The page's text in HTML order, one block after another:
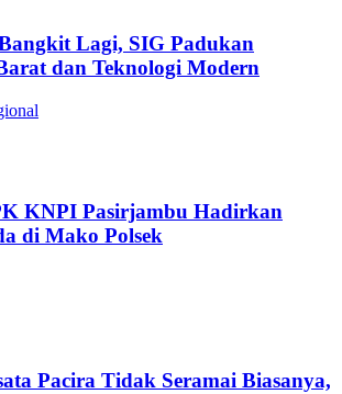
Lagi, SIG Padukan
dan Teknologi Modern
KNPI Pasirjambu Hadirkan
di Mako Polsek
Pacira Tidak Seramai Biasanya,